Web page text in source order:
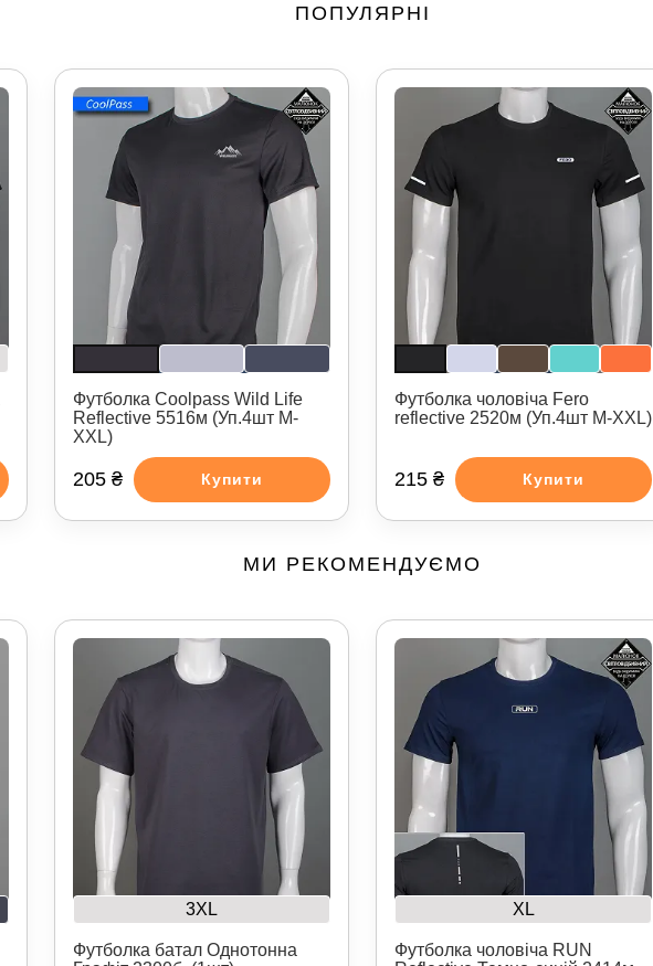
ПОПУЛЯРНІ
Футболка Coolpass Wild Life
Reflective 5516м (Уп.4шт M-
XXL)
205 ₴ Купити
Футболка чоловіча Fero
reflective 2520м (Уп.4шт M-XXL)
215 ₴ Купити
МИ РЕКОМЕНДУЄМО
3XL
Футболка батал Однотонна
XL
Футболка чоловіча RUN